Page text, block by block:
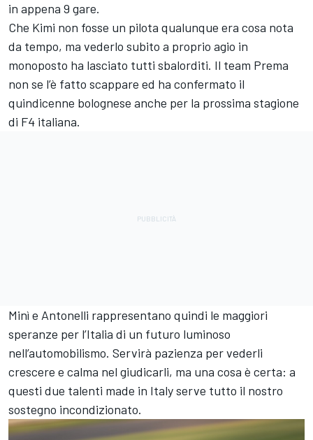
in appena 9 gare.
Che Kimi non fosse un pilota qualunque era cosa nota
da tempo, ma vederlo subito a proprio agio in
monoposto ha lasciato tutti sbalorditi. Il team Prema
non se l’è fatto scappare ed ha confermato il
quindicenne bolognese anche per la prossima stagione
di F4 italiana.
Minì e Antonelli rappresentano quindi le maggiori
speranze per l’Italia di un futuro luminoso
nell’automobilismo. Servirà pazienza per vederli
crescere e calma nel giudicarli, ma una cosa è certa: a
questi due talenti made in Italy serve tutto il nostro
sostegno incondizionato.